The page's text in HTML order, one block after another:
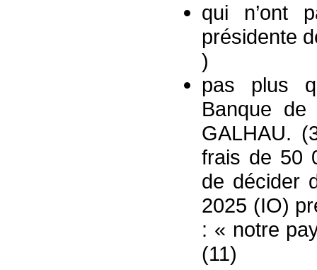
qui n’ont
présidente
)
pas plus
Banque de
GALHAU.
frais de 50
de décider
2025 (IO)
: « notre
(11)